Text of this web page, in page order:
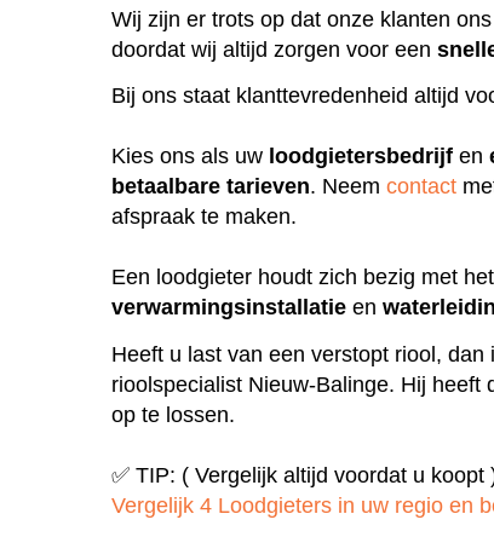
Wij zijn er trots op dat onze klanten ons
doordat wij altijd zorgen voor een
Bij ons staat klanttevredenheid altijd
Kies ons als uw loodgietersbedrijf en
betaalbare tarieven. Neemcontact
afspraak te maken.
Een loodgieter houdt zich bezig met
verwarmingsinstallatie en
Heeft u last van een verstopt riool,
rioolspecialist Nieuw-Balinge. Hij heeft
op te lossen.
✅ TIP: ( Vergelijk altijd voordat u koopt
Vergelijk 4 Loodgieters in uw regio en